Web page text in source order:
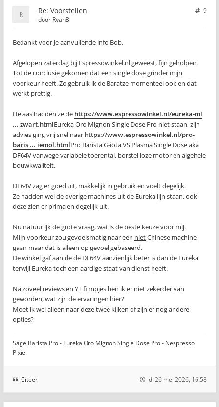
Re: Voorstellen
9
door RyanB
Bedankt voor je aanvullende info Bob.
Afgelopen zaterdag bij Espressowinkel.nl geweest, fijn geholpen.
Tot de conclusie gekomen dat een single dose grinder mijn
voorkeur heeft. Zo gebruik ik de Baratze momenteel ook en dat
werkt prettig.
Helaas hadden ze de https://www.espressowinkel.nl/eureka-mi
... zwart.htmlEureka Oro Mignon Single Dose Pro niet staan, zijn
advies ging vrij snel naar https://www.espressowinkel.nl/pro-
baris ... iemol.htmlPro Barista G-iota VS Plasma Single Dose aka
DF64V vanwege variabele toerental, borstel loze motor en algehele
bouwkwaliteit.
DF64V zag er goed uit, makkelijk in gebruik en voelt degelijk.
Ze hadden wel de overige machines uit de Eureka lijn staan, ook
deze zien er prima en degelijk uit.
Nu natuurlijk de grote vraag, wat is de beste keuze voor mij.
Mijn voorkeur zou gevoelsmatig naar een nietChinese machine
gaan maar dat is alleen op gevoel gebaseerd.
De winkel gaf aan de de DF64V aanzienlijk beter is dan de Eureka
terwijl Eureka toch een aardige staat van dienst heeft.
Na zoveel reviews en YT filmpjes ben ik er niet zekerder van
geworden, wat zijn de ervaringen hier?
Moet ik wel alleen naar deze twee kijken of zijn er nog andere
opties?
Sage Barista Pro - Eureka Oro Mignon Single Dose Pro - Nespresso
Pixie
Citeer di 26 mei 2026, 16:58